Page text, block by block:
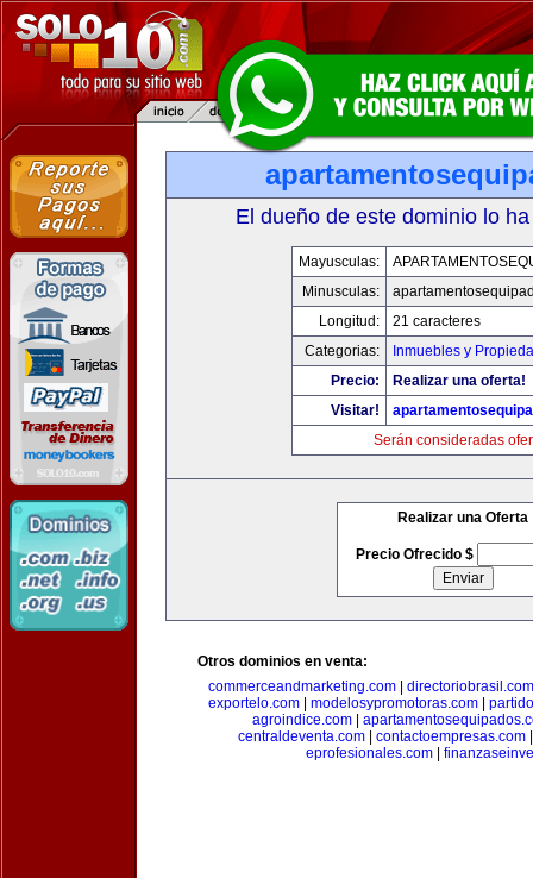
El dueño de este dominio lo
Mayusculas:
Minusculas:
Longitud:
21 caracteres
Categorias:
Inmuebles y
Precio:
Realizar una oferta!
Visitar!
Serán consideradas
Realizar una Oferta
Precio Ofrecido $
Otros dominios en venta:
commerceandmarketing.com| directoriobrasil.com
exportelo.com
modelosypromotoras.com
agroindice.com
centraldeventa.com
contactoempresas.com
eprofesionales.com